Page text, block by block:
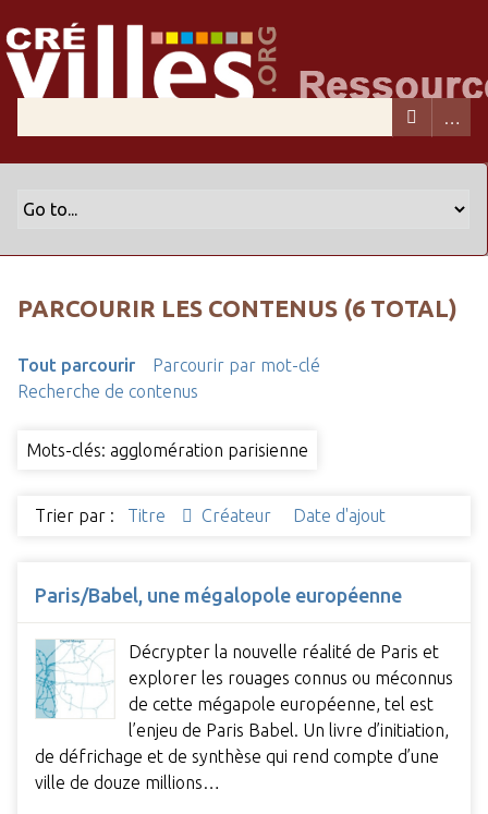
PARCOURIR LES CONTENUS (6 TOTAL)
Tout parcourir
Parcourir par mot-clé
Recherche de contenus
Mots-clés: agglomération parisienne
Trier par : Titre Créateur Date d'ajout
Paris/Babel, une mégalopole européenne
Décrypter la nouvelle réalité de Paris et
explorer les rouages connus ou méconnus
de cette mégapole européenne, tel est
l’enjeu de Paris Babel. Un livre d’initiation,
de défrichage et de synthèse qui rend compte d’une
ville de douze millions…